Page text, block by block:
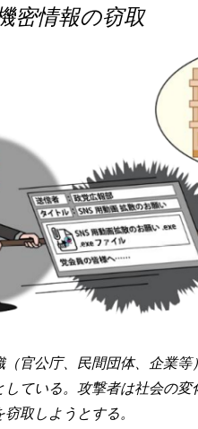
密情報の窃取
官公庁、民間団体、企業
ている。攻撃者は社会の
取しようとする。